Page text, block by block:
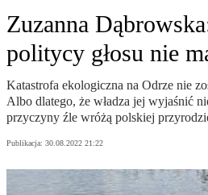
Zuzanna
politycy głosu nie
Katastrofa ekologiczna na Odrze nie
Albo dlatego, że władza jej wyjaśnić
przyczyny źle wróżą polskiej
Publikacja: 30.08.2022 21:22